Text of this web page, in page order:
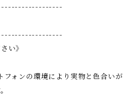
い》
ォンの環境により実物と色合いが